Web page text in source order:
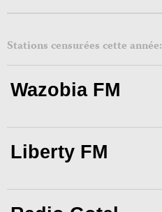
Stations censurées cette année:
Wazobia FM
Liberty FM